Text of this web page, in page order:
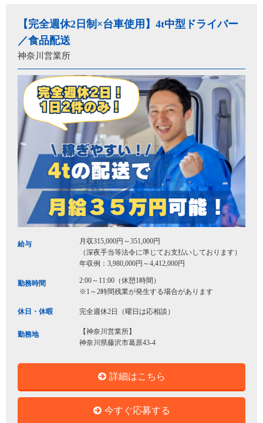
【完全週休2日制×台車使用】4t中型ドライバー
／食品配送
神奈川営業所
給与
月収315,000円～351,000円
（深夜手当等法令に準じてお支払いしております）
年収例：3,980,000円～4,412,000円
勤務時間
2:00～11:00（休憩1時間）
※1～2時間残業が発生する場合があります
休日・休暇 完全週休2日（曜日は応相談）
勤務地
【神奈川営業所】
神奈川県藤沢市葛原43-4
詳細はこちら
今すぐ応募する